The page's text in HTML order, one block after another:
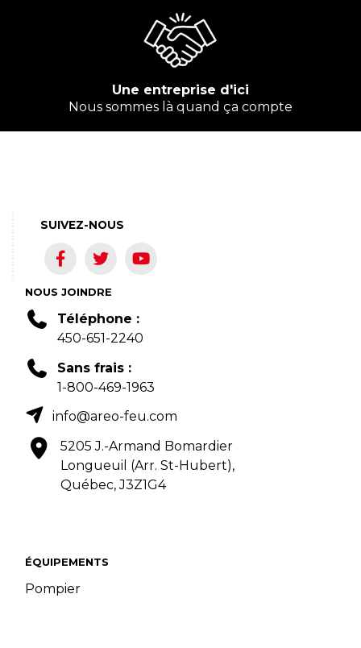
Une entreprise d'ici
Nous sommes là quand ça compte
ÉQUIPEMENTS
Pompier
NOUS JOINDRE
Téléphone :
450-651-2240
Sans frais :
1-800-469-1963
info@areo-feu.com
5205 J.-Armand Bomardier
Longueuil (Arr. St-Hubert),
Québec, J3Z1G4
SUIVEZ-NOUS